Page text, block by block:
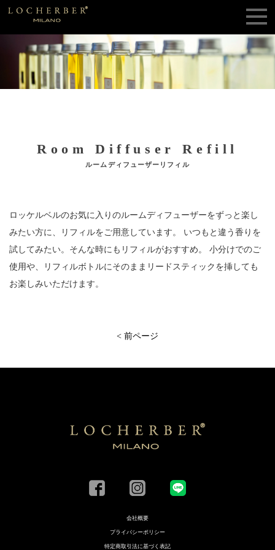
Room Diffuser Refill
ルームディフューザーリフィル
ロッケルベルのお気に入りのルームディフューザーをずっと楽し
みたい方に、
リフィルをご用意しています。
いつもと違う香りを
試してみたい。そんな時にもリフィルがおすすめ。
小分けでのご
使用や、リフィルボトルにそのままリードスティックを挿しても
お楽しみいただけます。
< 前ページ
会社概要
プライバシーポリシー
特定商取引法に基づく表記